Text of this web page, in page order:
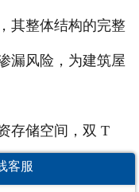
其整体结构的完整
漏风险，为建筑屋
储空间，双 T
的特点，满足建筑
客服